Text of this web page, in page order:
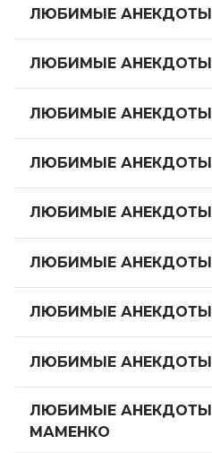
ЛЮБИМЫЕ АНЕКДОТЫ
ЛЮБИМЫЕ АНЕКДОТЫ
ЛЮБИМЫЕ АНЕКДОТЫ
ЛЮБИМЫЕ АНЕКДОТЫ
ЛЮБИМЫЕ АНЕКДОТЫ
ЛЮБИМЫЕ АНЕКДОТЫ
ЛЮБИМЫЕ АНЕКДОТЫ
ЛЮБИМЫЕ АНЕКДОТЫ
ЛЮБИМЫЕ АНЕКДОТЫ
МАМЕНКО